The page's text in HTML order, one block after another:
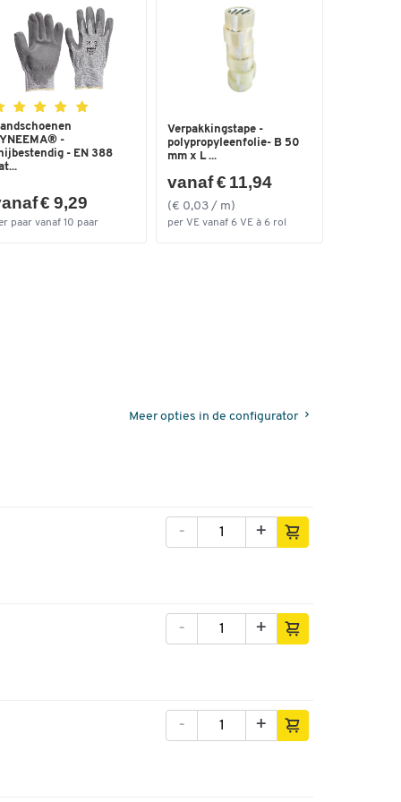
-
- EN 388
€ 9,29
paar vanaf 10 paar
Verpakkingstape -
polypropyleenfolie- B 50
mm x L ...
vanaf € 11,94
(€ 0,03 / m)
per VE vanaf 6 VE à 6 rol
Meer opties in de configurator
+
-
+
-
+
-